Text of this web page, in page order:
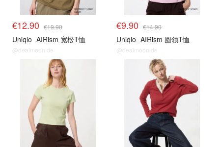
€12.90 €19.90
Uniqlo AIRism 宽松T恤
@dealmoon.de
€9.90 €14.90
Uniqlo AIRism 圆领T恤
@dealmoon.de